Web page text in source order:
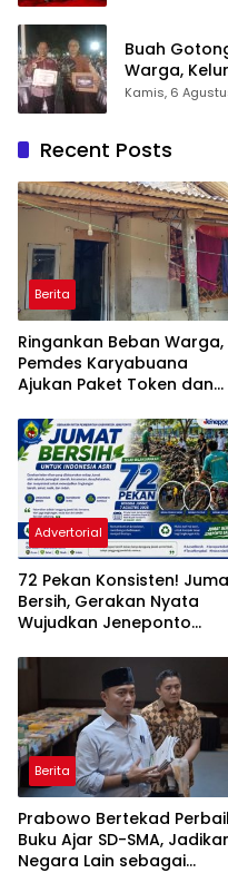
Buah
Warga,
Takalar
Kamis, 6
Recent Posts
Berita
Ringankan Beban Warga,
Pemdes Karyabuana
Ajukan Paket Token dan
PLN
Advertorial
72 Pekan Konsisten!
Bersih, Gerakan Nyata
Wujudkan Jeneponto
ASRI
Berita
Prabowo Bertekad
Buku Ajar SD-SMA,
Negara Lain sebagai